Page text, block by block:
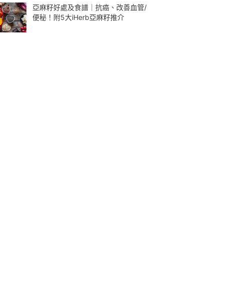
亞麻籽好處及食譜｜抗癌、改善血管/
便秘！附5大iHerb亞麻籽推介